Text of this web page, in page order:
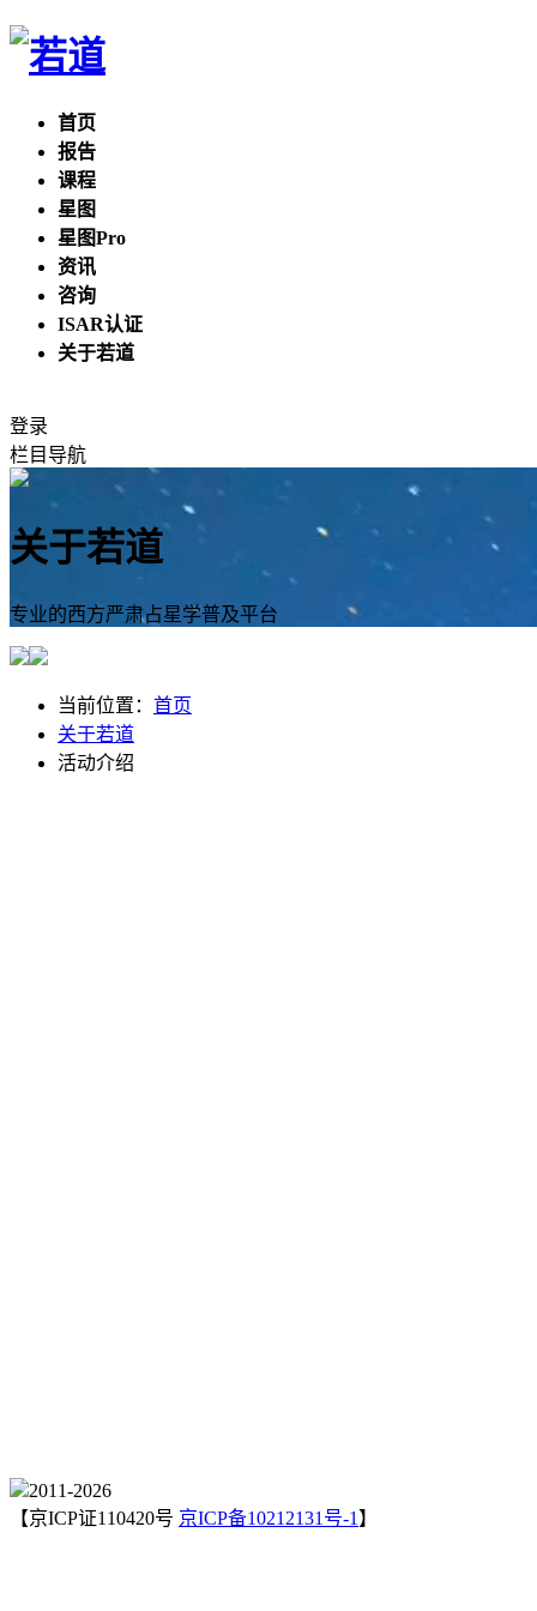
首页
报告
课程
星图
星图Pro
资讯
咨询
ISAR认证
关于若道
登录
栏目导航
关于若道
专业的西方严肃占星学普及平台
当前位置： 首页
关于若道
活动介绍
2011-2026
【京ICP证110420号 京ICP备10212131号-1 】